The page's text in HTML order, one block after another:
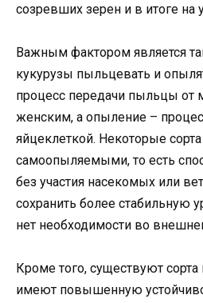
созревших зерен и в итоге на
Важным фактором является
кукурузы пыльцевать и
процесс передачи пыльцы от
женским, а опыление –
яйцеклеткой. Некоторые
самоопыляемыми, то есть
без участия насекомых или
сохранить более стабильную
нет необходимости во
Кроме того, существуют
имеют повышенную